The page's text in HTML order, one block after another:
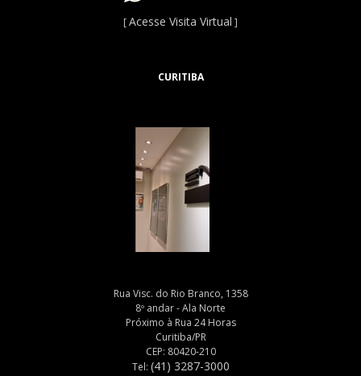
[Acesse Visita Virtual ]
CURITIBA
Rua Visc. do Rio Branco, 1358
8º andar - Ala Norte
Próximo à Rua 24 Horas
Curitiba/PR
CEP: 80420-210
Tel: (41) 3287-3000